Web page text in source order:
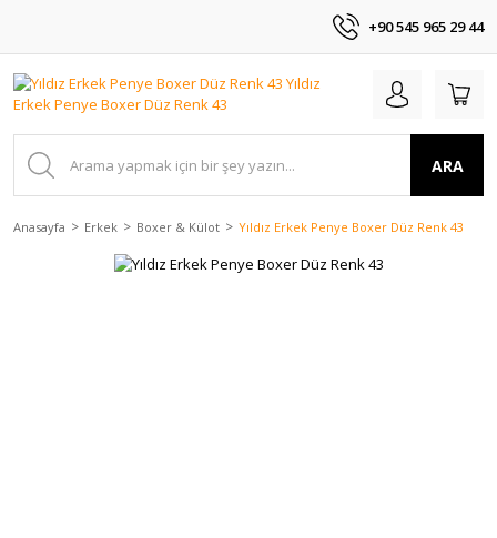
+90 545 965 29 44
ARA
Anasayfa Erkek Boxer & Külot Yıldız Erkek Penye Boxer Düz Renk 43